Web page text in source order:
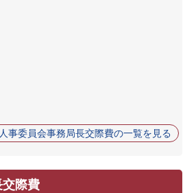
人事委員会事務局長交際費の一覧を見る
際費